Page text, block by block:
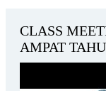
CLASS
AMPAT